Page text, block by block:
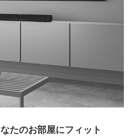
たのお部屋にフィット